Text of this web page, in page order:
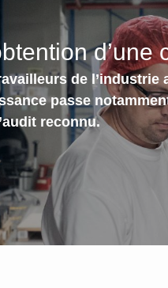
d’une
de l’industrie
passe
reconnu.